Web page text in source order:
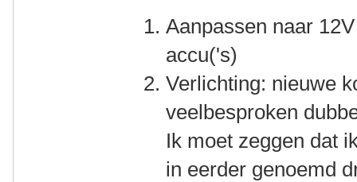
Aanpassen naar
accu('s)
Verlichting: nieuwe
veelbesproken
Ik moet zeggen dat
in eerder genoemd